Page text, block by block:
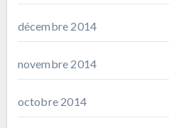
décembre 2014
novembre 2014
octobre 2014